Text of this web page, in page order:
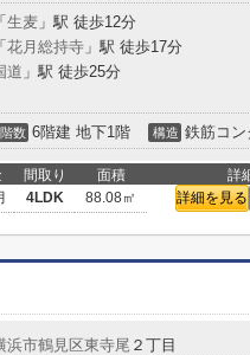
「 生麦 」駅 徒歩12分
「 花月総持寺 」駅 徒歩17分
道 」駅 徒歩25分
階数 6階建 地下1階 構造 鉄筋コン
間取り 面積 詳
4LDK 88.08㎡ 詳細を見る
浜市鶴見区東寺尾 ２丁目